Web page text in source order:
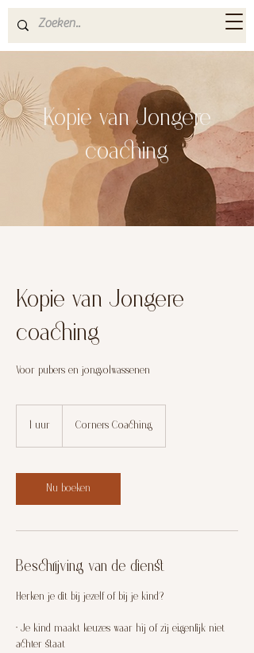
Kopie van Jongere
coaching
Kopie van Jongere
coaching
Voor pubers en jongvolwassenen
1 uur Corners Coaching
Nu boeken
Beschrijving van de dienst
Herken je dit bij jezelf of bij je kind?
• Je kind maakt keuzes waar hij of zij eigenlijk niet
achter staat